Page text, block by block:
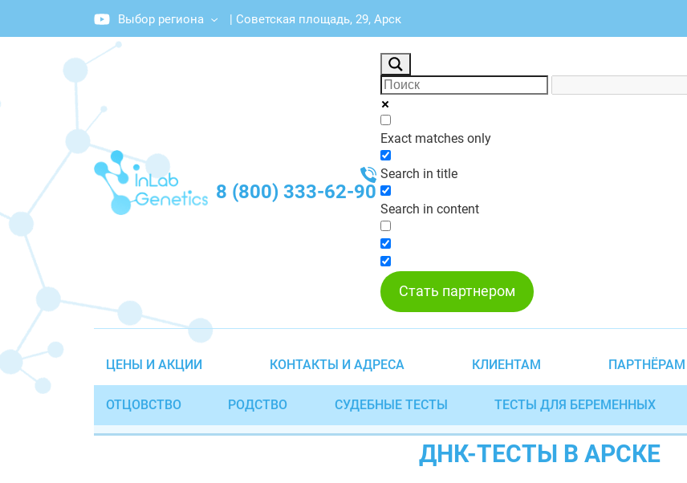
Выбор региона | Советская площадь, 29, Арск
8 (800) 333-62-90
Exact matches only
Search in title
Search in content
Стать партнером
ЦЕНЫ И АКЦИИ КОНТАКТЫ И АДРЕСА КЛИЕНТАМ ПАРТНЁРАМ
ОТЦОВСТВО РОДСТВО СУДЕБНЫЕ ТЕСТЫ ТЕСТЫ ДЛЯ БЕРЕМЕННЫХ
ДНК-ТЕСТЫ В АРСКЕ